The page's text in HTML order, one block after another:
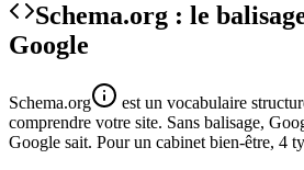
Schema.org : le
Google
Schema.org
est un vocabulaire
comprendre votre site. Sans balisage,
Google sait. Pour un cabinet bien-être, 4